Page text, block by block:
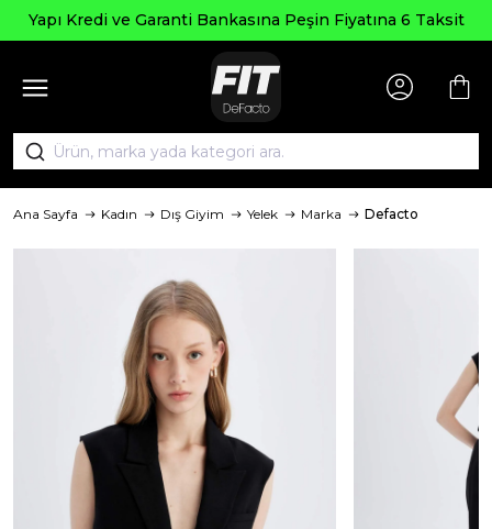
Yapı Kredi ve Garanti Bankasına Peşin Fiyatına 6 Taksit
Ana Sayfa Kadın Dış Giyim Yelek Marka Defacto